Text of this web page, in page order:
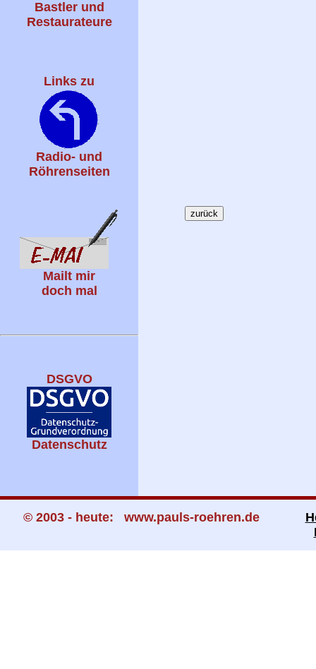
Bastler und
Restaurateure
Links zu
Radio- und
Röhrenseiten
Mailt mir
doch mal
DSGVO
Datenschutz
© 2003 - heute: www.pauls-roehren.de